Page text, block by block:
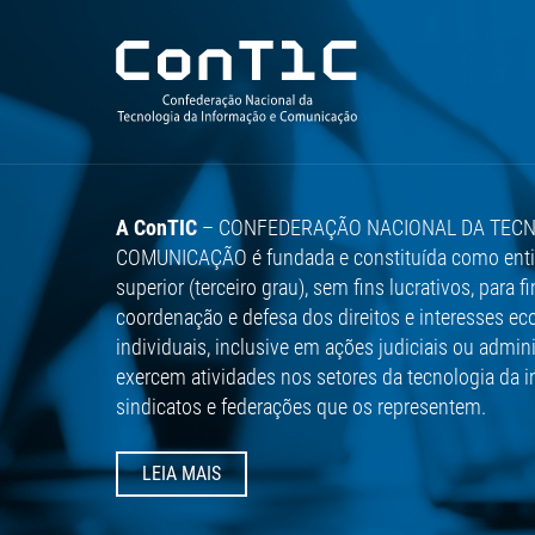
A ConTIC – CONFEDERAÇÃO NACIONAL DA
COMUNICAÇÃO é fundada e constituída como
superior (terceiro grau), sem fins lucrativos, para
coordenação e defesa dos direitos e interesses
individuais, inclusive em ações judiciais ou
exercem atividades nos setores da tecnologia da
sindicatos e federações que os representem.
LEIA MAIS